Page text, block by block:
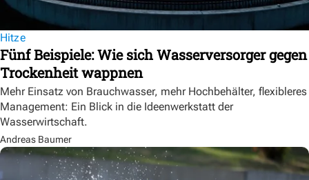
Hitze
Fünf Beispiele: Wie sich Wasserversorger gegen
Trockenheit wappnen
Mehr Einsatz von Brauchwasser, mehr Hochbehälter, flexibleres
Management: Ein Blick in die Ideenwerkstatt der
Wasserwirtschaft.
Andreas Baumer